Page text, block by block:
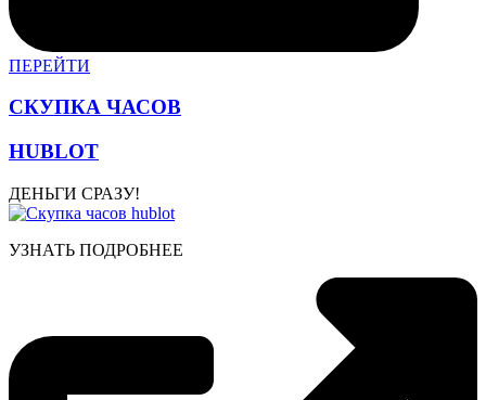
ПЕРЕЙТИ
СКУПКА ЧАСОВ
HUBLOT
ДЕНЬГИ СРАЗУ!
УЗНАТЬ ПОДРОБНЕЕ